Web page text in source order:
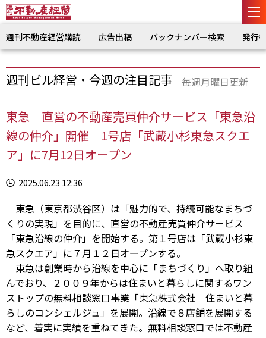
週刊不動産経営購読 広告出稿 バックナンバー検索 発行
週刊ビル経営・今週の注目記事 毎週月曜日更新
東急 直営の不動産売買仲介サービス「東急沿
線の仲介」開催 1号店「武蔵小杉東急スクエ
ア」に7月12日オープン
2025.06.23 12:36
東急（東京都渋谷区）は「魅力的で、持続可能なまちづ
くりの実現」を目的に、直営の不動産売買仲介サービス
「東急沿線の仲介」を開始する。第１号店は「武蔵小杉東
急スクエア」に７月１２日オープンする。
東急は創業時から沿線を中心に「まちづくり」へ取り組
んでおり、２００９年からは住まいと暮らしに関するワン
ストップの無料相談窓口事業「東急株式会社 住まいと暮
らしのコンシェルジュ」を展開。沿線で８店舗を展開する
など、着実に実績を重ねてきた。無料相談窓口では不動産